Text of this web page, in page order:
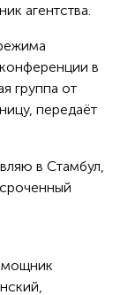
агентства.
в
группа от
передаёт
в Стамбул,